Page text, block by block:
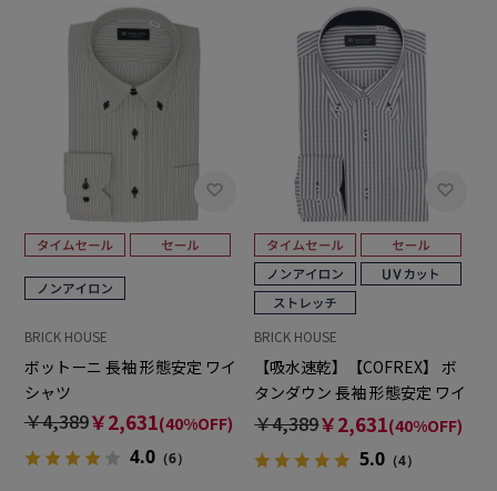
BRICK HOUSE
ボットーニ 長袖 形態安定 ワイ
シャツ
￥4,389￥2,631(40%OFF)
4.0（6）
BRICK HOUSE
【吸水速乾】【COFREX】 ボ
タンダウン 長袖 形態安定 ワイ
シャツ
￥4,389￥2,631(40%OFF)
5.0 （4）